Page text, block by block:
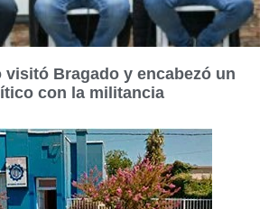
visitó Bragado y encabezó un
con la militancia